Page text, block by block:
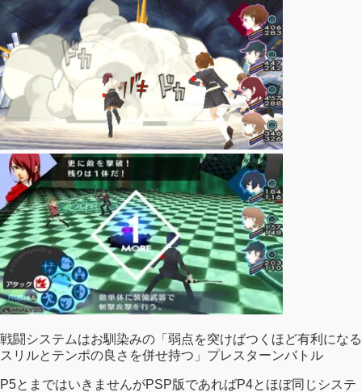
戦闘システムはお馴染みの「弱点を突けばつくほど有利になる
スリルとテンポの良さを併せ持つ」プレスターンバトル
P5とまではいきませんがPSP版であればP4とほぼ同じシステ